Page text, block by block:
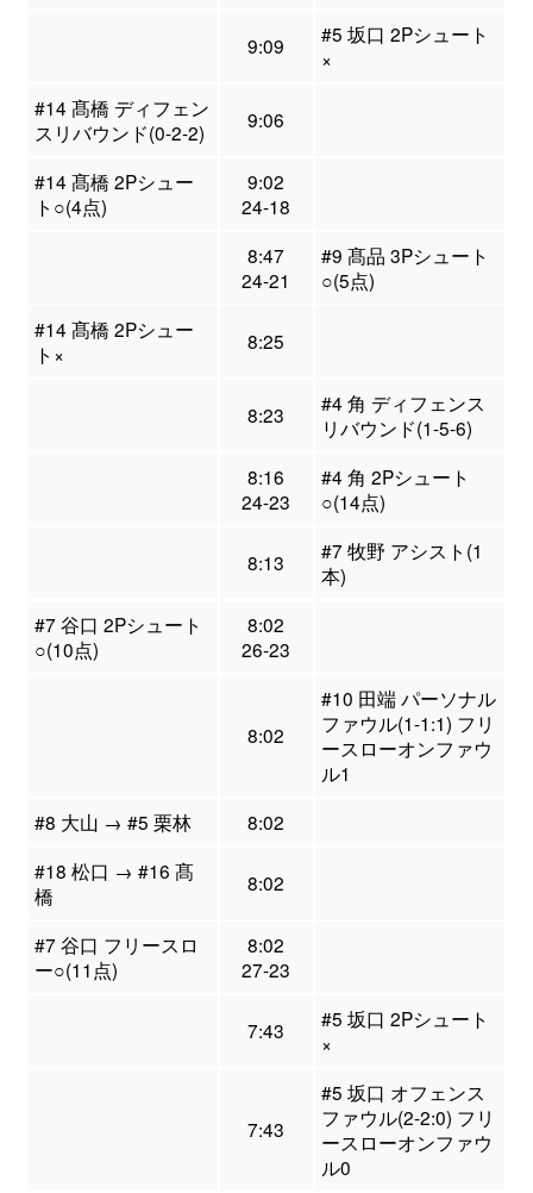
9:09
#5 坂口 2Pシュート
×
#14 髙橋 ディフェン
スリバウンド(0-2-2)
9:06
#14 髙橋 2Pシュー
ト○(4点)
9:02
24-18
8:47
24-21
#9 髙品 3Pシュート
○(5点)
#14 髙橋 2Pシュー
ト×
8:25
8:23
#4 角 ディフェンス
リバウンド(1-5-6)
8:16
24-23
#4 角 2Pシュート
○(14点)
8:13
#7 牧野 アシスト(1
本)
#7 谷口 2Pシュート
○(10点)
8:02
26-23
8:02
#10 田端 パーソナル
ファウル(1-1:1) フリ
ースローオンファウ
ル1
#8 大山 → #5 栗林
8:02
#18 松口 → #16 髙
橋
8:02
#7 谷口 フリースロ
ー○(11点)
8:02
27-23
7:43
#5 坂口 2Pシュート
×
7:43
#5 坂口 オフェンス
ファウル(2-2:0) フリ
ースローオンファウ
ル0